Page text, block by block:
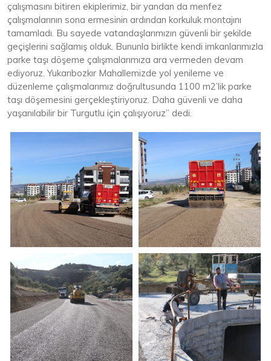
çalışmasını bitiren ekiplerimiz, bir yandan da menfez
çalışmalarının sona ermesinin ardından korkuluk montajını
tamamladı. Bu sayede vatandaşlarımızın güvenli bir şekilde
geçişlerini sağlamış olduk. Bununla birlikte kendi imkanlarımızla
parke taşı döşeme çalışmalarımıza ara vermeden devam
ediyoruz. Yukarıbozkır Mahallemizde yol yenileme ve
düzenleme çalışmalarımız doğrultusunda 1100 m2’lik parke
taşı döşemesini gerçekleştiriyoruz. Daha güvenli ve daha
yaşanılabilir bir Turgutlu için çalışıyoruz” dedi.